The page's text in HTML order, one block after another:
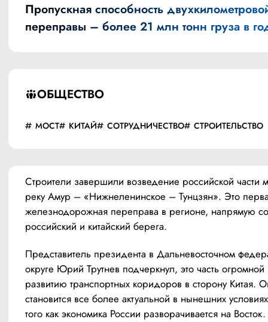
ОБЩЕСТВО
МОСТ КИТАЙ СОТРУДНИЧЕСТВО СТРОИТЕЛЬСТВО
Пропускная способность
переправы – более 21 млн тонн груза в
Строители завершили возведение российской части
реку Амур – «Нижнеленинское – Тунцзян». Это
железнодорожная переправа в регионе, напрямую
российский и китайский берега.
Представитель президента в Дальневосточном
округе Юрий Трутнев подчеркнул, это часть
развитию транспортных коридоров в сторону Китая.
становится все более актуальной в нынешних
того как экономика России разворачивается на Восток.